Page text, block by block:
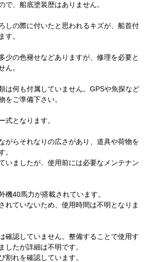
で、船底塗装歴はありません。
しの際に付いたと思われるキズが、船首付
す。
少の色褪せなどありますが、修理を必要と
ん。
は何も付属していません。GPSや魚探など
をご準備下さい。
式となります。
がらそれなりの広さがあり、道具や荷物を
。
いましたが、使用前には必要なメンテナン
機40馬力が搭載されています。
れていないため、使用時間は不明となりま
確認していません。整備することで使用す
したが詳細は不明です。
割れを確認しています。